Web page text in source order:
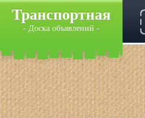
Транспортная
- Доска объявлений -